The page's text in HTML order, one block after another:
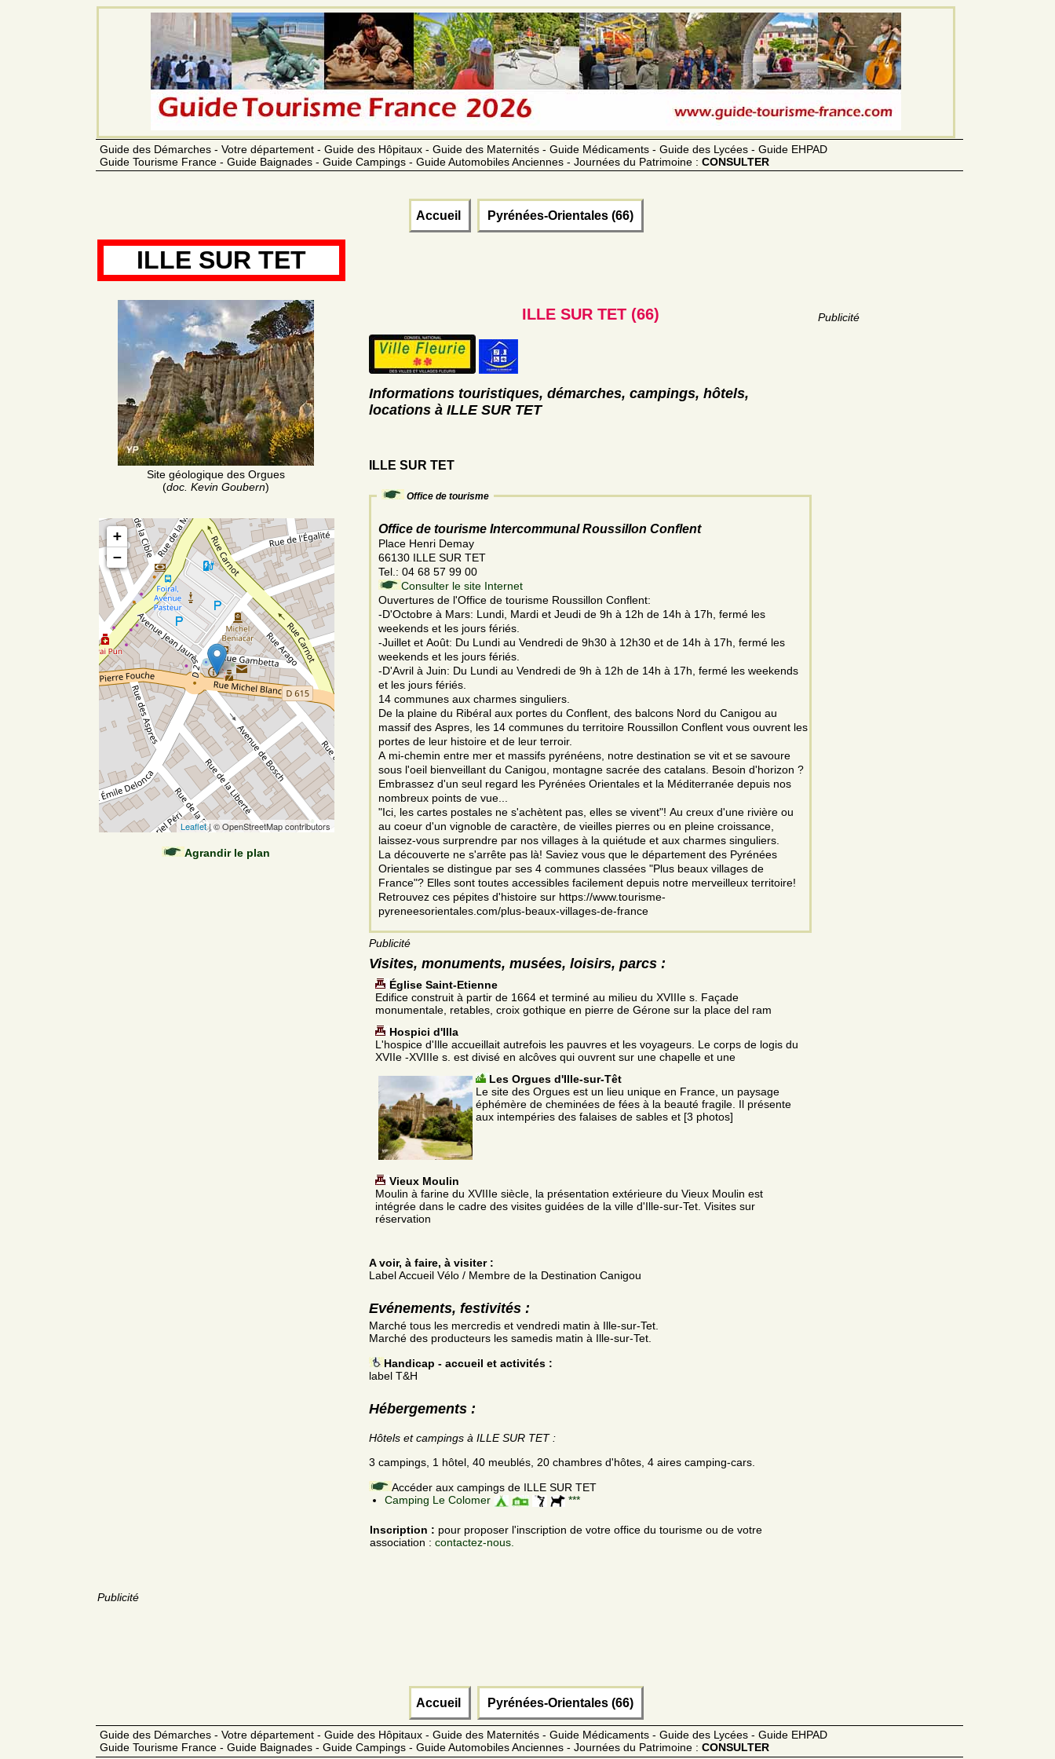
Guide des Démarches - Votre département - Guide des Hôpitaux - Guide des Maternités - Guide Médicaments - Guide des Lycées - Guide EHPAD
Guide Tourisme France - Guide Baignades - Guide Campings - Guide Automobiles Anciennes - Journées du Patrimoine : CONSULTER
Accueil Pyrénées-Orientales (66)
ILLE SUR TET
Site géologique des Orgues
(doc. Kevin Goubern)
+
−
Leaflet| © OpenStreetMap contributors
Agrandir le plan
Publicité
ILLE SUR TET (66)
Informations touristiques, démarches, campings, hôtels,
locations à ILLE SUR TET
ILLE SUR TET
Office de tourisme
Office de tourisme Intercommunal Roussillon Conflent
Place Henri Demay
66130 ILLE SUR TET
Tel.: 04 68 57 99 00
Consulter le site Internet
Ouvertures de l'Office de tourisme Roussillon Conflent:
-D'Octobre à Mars: Lundi, Mardi et Jeudi de 9h à 12h de 14h à 17h, fermé les
weekends et les jours fériés.
-Juillet et Août: Du Lundi au Vendredi de 9h30 à 12h30 et de 14h à 17h, fermé les
weekends et les jours fériés.
-D'Avril à Juin: Du Lundi au Vendredi de 9h à 12h de 14h à 17h, fermé les weekends
et les jours fériés.
14 communes aux charmes singuliers.
De la plaine du Ribéral aux portes du Conflent, des balcons Nord du Canigou au
massif des Aspres, les 14 communes du territoire Roussillon Conflent vous ouvrent les
portes de leur histoire et de leur terroir.
A mi-chemin entre mer et massifs pyrénéens, notre destination se vit et se savoure
sous l'oeil bienveillant du Canigou, montagne sacrée des catalans. Besoin d'horizon ?
Embrassez d'un seul regard les Pyrénées Orientales et la Méditerranée depuis nos
nombreux points de vue...
"Ici, les cartes postales ne s'achètent pas, elles se vivent"! Au creux d'une rivière ou
au coeur d'un vignoble de caractère, de vieilles pierres ou en pleine croissance,
laissez-vous surprendre par nos villages à la quiétude et aux charmes singuliers.
La découverte ne s'arrête pas là! Saviez vous que le département des Pyrénées
Orientales se distingue par ses 4 communes classées "Plus beaux villages de
France"? Elles sont toutes accessibles facilement depuis notre merveilleux territoire!
Retrouvez ces pépites d'histoire sur https://www.tourisme-
pyreneesorientales.com/plus-beaux-villages-de-france
Publicité
Visites, monuments, musées, loisirs, parcs :
Église Saint-Etienne
Edifice construit à partir de 1664 et terminé au milieu du XVIIIe s. Façade
monumentale, retables, croix gothique en pierre de Gérone sur la place del ram
Hospici d'Illa
L'hospice d'Ille accueillait autrefois les pauvres et les voyageurs. Le corps de logis du
XVIIe -XVIIIe s. est divisé en alcôves qui ouvrent sur une chapelle et une
Les Orgues d'Ille-sur-Têt
Le site des Orgues est un lieu unique en France, un paysage
éphémère de cheminées de fées à la beauté fragile. Il présente
aux intempéries des falaises de sables et [3 photos]
Vieux Moulin
Moulin à farine du XVIIIe siècle, la présentation extérieure du Vieux Moulin est
intégrée dans le cadre des visites guidées de la ville d'Ille-sur-Tet. Visites sur
réservation
A voir, à faire, à visiter :
Label Accueil Vélo / Membre de la Destination Canigou
Evénements, festivités :
Marché tous les mercredis et vendredi matin à Ille-sur-Tet.
Marché des producteurs les samedis matin à Ille-sur-Tet.
Handicap - accueil et activités :
label T&H
Hébergements :
Hôtels et campings à ILLE SUR TET :
3 campings, 1 hôtel, 40 meublés, 20 chambres d'hôtes, 4 aires camping-cars.
Accéder aux campings de ILLE SUR TET
Camping Le Colomer
***
Inscription : pour proposer l'inscription de votre office du tourisme ou de votre
association : contactez-nous.
Publicité
Accueil Pyrénées-Orientales (66)
Guide des Démarches - Votre département - Guide des Hôpitaux - Guide des Maternités - Guide Médicaments - Guide des Lycées - Guide EHPAD
Guide Tourisme France - Guide Baignades - Guide Campings - Guide Automobiles Anciennes - Journées du Patrimoine : CONSULTER